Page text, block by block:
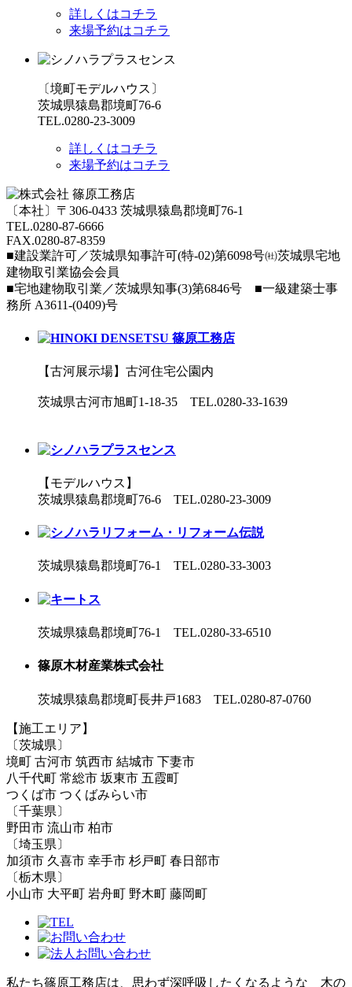
詳しくはコチラ
来場予約はコチラ
〔境町モデルハウス〕
茨城県猿島郡境町76-6
TEL.0280-23-3009
詳しくはコチラ
来場予約はコチラ
〔本社〕〒306-0433 茨城県猿島郡境町76-1
TEL.0280-87-6666
FAX.0280-87-8359
■建設業許可／茨城県知事許可(特-02)第6098号㈳茨城県宅地
建物取引業協会会員
■宅地建物取引業／茨城県知事(3)第6846号 ■一級建築士事
務所 A3611-(0409)号
【古河展示場】古河住宅公園内
茨城県古河市旭町1-18-35 TEL.0280-33-1639
【モデルハウス】
茨城県猿島郡境町76-6 TEL.0280-23-3009
茨城県猿島郡境町76-1 TEL.0280-33-3003
茨城県猿島郡境町76-1 TEL.0280-33-6510
篠原木材産業株式会社
茨城県猿島郡境町長井戸1683 TEL.0280-87-0760
【施工エリア】
〔茨城県〕
境町 古河市 筑西市 結城市 下妻市
八千代町 常総市 坂東市 五霞町
つくば市 つくばみらい市
〔千葉県〕
野田市 流山市 柏市
〔埼玉県〕
加須市 久喜市 幸手市 杉戸町 春日部市
〔栃木県〕
小山市 大平町 岩舟町 野木町 藤岡町
私たち篠原工務店は、思わず深呼吸したくなるような 木の